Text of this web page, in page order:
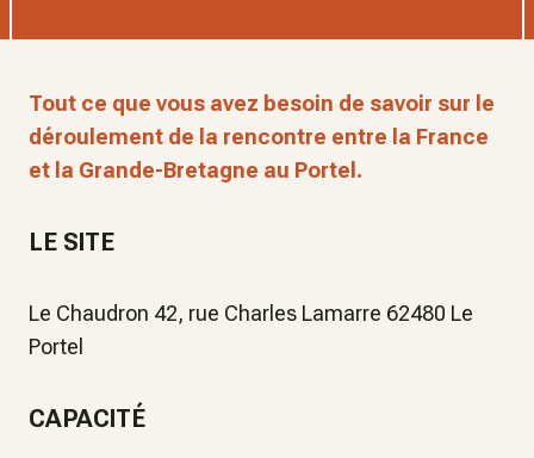
Tout ce que vous avez besoin de savoir sur le
déroulement de la rencontre entre la France
et la Grande-Bretagne au Portel.
LE SITE
Le Chaudron 42, rue Charles Lamarre 62480 Le
Portel
CAPACITÉ